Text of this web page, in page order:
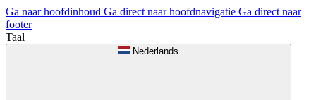
Ga naar hoofdinhoud Ga direct naar hoofdnavigatie Ga direct naar
footer
Taal
Nederlands